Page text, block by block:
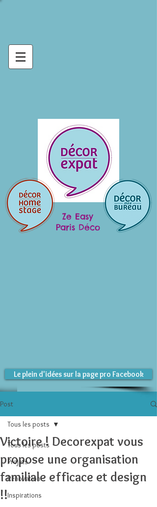
Ze Easy
Paris Déco
Le plein d'idées sur la page pro Facebook
Post
Tous les posts
Projets
Rénovation
Inspirations
Tous les posts
Victoire ! Decorexpat vous
propose une organisation
familiale efficace et design
!!